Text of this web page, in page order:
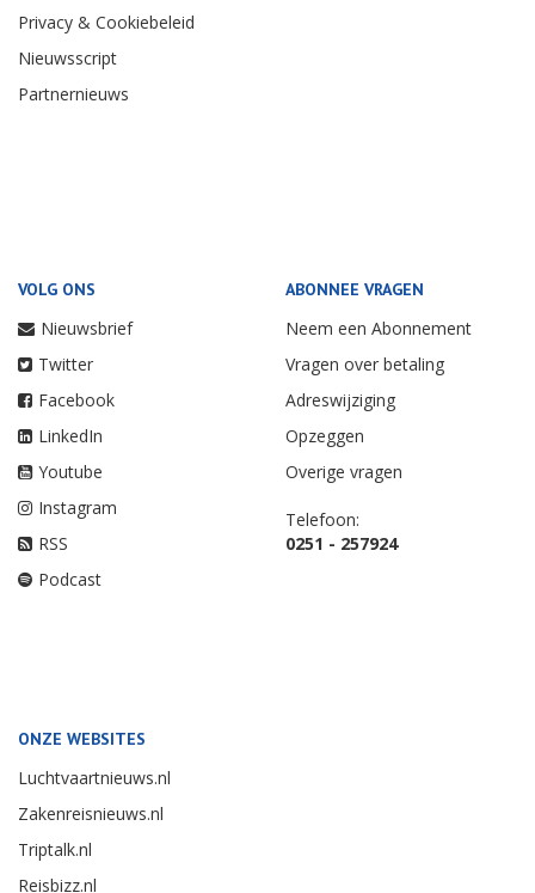
Privacy & Cookiebeleid
Nieuwsscript
Partnernieuws
VOLG ONS
Nieuwsbrief
Twitter
Facebook
LinkedIn
Youtube
Instagram
RSS
Podcast
ABONNEE VRAGEN
Neem een Abonnement
Vragen over betaling
Adreswijziging
Opzeggen
Overige vragen
Telefoon:
0251 - 257924
ONZE WEBSITES
Luchtvaartnieuws.nl
Zakenreisnieuws.nl
Triptalk.nl
Reisbizz.nl